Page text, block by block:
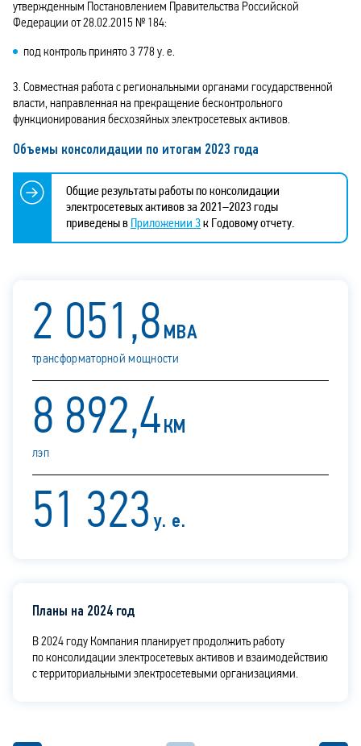
утвержденным Постановлением Правительства Российской
Федерации от 28.02.2015 № 184:
под контроль принято 3 778 у. е.
3. Совместная работа с региональными органами государственной
власти, направленная на прекращение бесконтрольного
функционирования бесхозяйных электросетевых активов.
Объемы консолидации по итогам 2023 года
Общие результаты работы по консолидации
электросетевых активов за 2021–2023 годы
приведены в
Приложении 3к Годовому отчету.
2 051,8 МВА
трансформаторной мощности
8 892,4КМ
лэп
51 323 y. e.
Планы на 2024 год
В 2024 году Компания планирует продолжить работу
по консолидации электросетевых активов и взаимодействию
с территориальными электросетевыми организациями.